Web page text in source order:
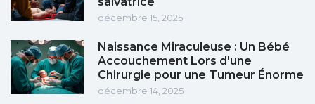
décembre 15, 2025
Naissance Miraculeuse : Un Bébé
Accouchement Lors d'une
Chirurgie pour une Tumeur Énorme
décembre 14, 2025